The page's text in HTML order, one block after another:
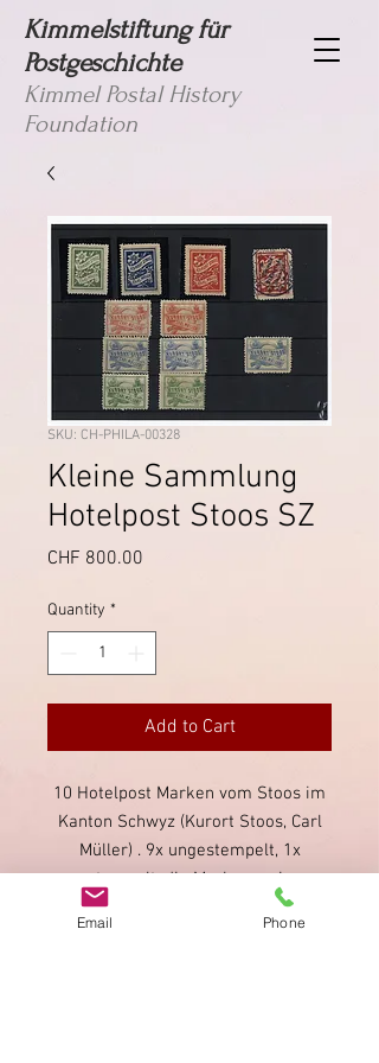
Kimmelstiftung für
Postgeschichte
Kimmel Postal History
Foundation
SKU: CH-PHILA-00328
Kleine Sammlung
Hotelpost Stoos SZ
CHF 800.00
Quantity *
Add to Cart
10 Hotelpost Marken vom Stoos im
Kanton Schwyz (Kurort Stoos, Carl
Müller) . 9x ungestempelt, 1x
gestempelt; die Marken weisen
mehrheitlich Falzspuren auf.
Seltene Sammlung in gutem
Email Phone